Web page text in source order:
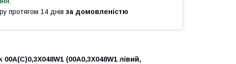
протягом 14 днів за домовленістю
(00A0,3X048W1 лівий,